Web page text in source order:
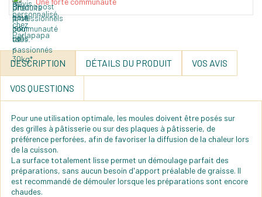
DESCRIPTION DÉTAILS DU PRODUIT VOS AVIS
VOS QUESTIONS
Pour une utilisation optimale, les moules doivent être posés sur
des grilles à pâtisserie ou sur des plaques à pâtisserie, de
préférence perforées, afin de favoriser la diffusion de la chaleur lors
de la cuisson.
La surface totalement lisse permet un démoulage parfait des
préparations, sans aucun besoin d'apport préalable de graisse. Il
est recommandé de démouler lorsque les préparations sont encore
chaudes.